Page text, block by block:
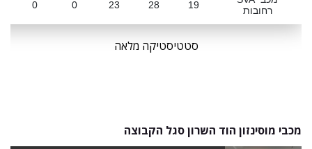
רחובות
19
28
23
0
0
סטטיסטיקה מלאה
מכבי מוסינזון הוד השרון סגל הקבוצה